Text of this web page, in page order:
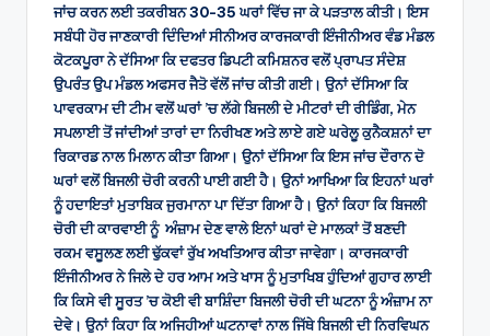
ਜਾਂਚ ਕਰਨ ਲਈ ਤਕਰੀਬਨ 30-35 ਘਰਾਂ ਵਿੱਚ ਜਾ ਕੇ ਪੜਤਾਲ ਕੀਤੀ। ਇਸ
ਸਬੰਧੀ ਹੋਰ ਜਾਣਕਾਰੀ ਦਿੰਦਿਆਂ ਸੀਨੀਅਰ ਕਾਰਜਕਾਰੀ ਇੰਜੀਨੀਅਰ ਵੰਡ ਮੰਡਲ
ਕੋਟਕਪੂਰਾ ਨੇ ਦੱਸਿਆ ਕਿ ਦਫਤਰ ਡਿਪਟੀ ਕਮਿਸ਼ਨਰ ਵਲੋਂ ਪ੍ਰਾਪਤ ਸੰਦੇਸ਼
ਉਪਰੰਤ ਉਪ ਮੰਡਲ ਅਫਸਰ ਜੈਤੋ ਵੱਲੋਂ ਜਾਂਚ ਕੀਤੀ ਗਈ। ਉਨਾਂ ਦੱਸਿਆ ਕਿ
ਪਾਵਰਕਾਮ ਦੀ ਟੀਮ ਵਲੋਂ ਘਰਾਂ ’ਚ ਲੱਗੇ ਬਿਜਲੀ ਦੇ ਮੀਟਰਾਂ ਦੀ ਰੀਡਿੰਗ, ਮੇਨ
ਸਪਲਾਈ ਤੋਂ ਜਾਂਦੀਆਂ ਤਾਰਾਂ ਦਾ ਨਿਰੀਖਣ ਅਤੇ ਲਾਏ ਗਏ ਘਰੇਲੂ ਕੁਨੈਕਸ਼ਨਾਂ ਦਾ
ਰਿਕਾਰਡ ਨਾਲ ਮਿਲਾਨ ਕੀਤਾ ਗਿਆ। ਉਨਾਂ ਦੱਸਿਆ ਕਿ ਇਸ ਜਾਂਚ ਦੌਰਾਨ ਦੋ
ਘਰਾਂ ਵਲੋਂ ਬਿਜਲੀ ਚੋਰੀ ਕਰਨੀ ਪਾਈ ਗਈ ਹੈ। ਉਨਾਂ ਆਖਿਆ ਕਿ ਇਹਨਾਂ ਘਰਾਂ
ਨੂੰ ਹਦਾਇਤਾਂ ਮੁਤਾਬਿਕ ਜੁਰਮਾਨਾ ਪਾ ਦਿੱਤਾ ਗਿਆ ਹੈ। ਉਨਾਂ ਕਿਹਾ ਕਿ ਬਿਜਲੀ
ਚੋਰੀ ਦੀ ਕਾਰਵਾਈ ਨੂੰ ਅੰਜ਼ਾਮ ਦੇਣ ਵਾਲੇ ਇਨਾਂ ਘਰਾਂ ਦੇ ਮਾਲਕਾਂ ਤੋਂ ਬਣਦੀ
ਰਕਮ ਵਸੂਲਣ ਲਈ ਢੁੱਕਵਾਂ ਰੁੱਖ ਅਖਤਿਆਰ ਕੀਤਾ ਜਾਵੇਗਾ। ਕਾਰਜਕਾਰੀ
ਇੰਜੀਨੀਅਰ ਨੇ ਜਿਲੇ ਦੇ ਹਰ ਆਮ ਅਤੇ ਖਾਸ ਨੂੰ ਮੁਤਾਖਿਬ ਹੁੰਦਿਆਂ ਗੁਹਾਰ ਲਾਈ
ਕਿ ਕਿਸੇ ਵੀ ਸੂਰਤ ’ਚ ਕੋਈ ਵੀ ਬਾਸ਼ਿੰਦਾ ਬਿਜਲੀ ਚੋਰੀ ਦੀ ਘਟਨਾ ਨੂੰ ਅੰਜ਼ਾਮ ਨਾ
ਦੇਵੇ। ਉਨਾਂ ਕਿਹਾ ਕਿ ਅਜਿਹੀਆਂ ਘਟਨਾਵਾਂ ਨਾਲ ਜਿੱਥੇ ਬਿਜਲੀ ਦੀ ਨਿਰਵਿਘਨ